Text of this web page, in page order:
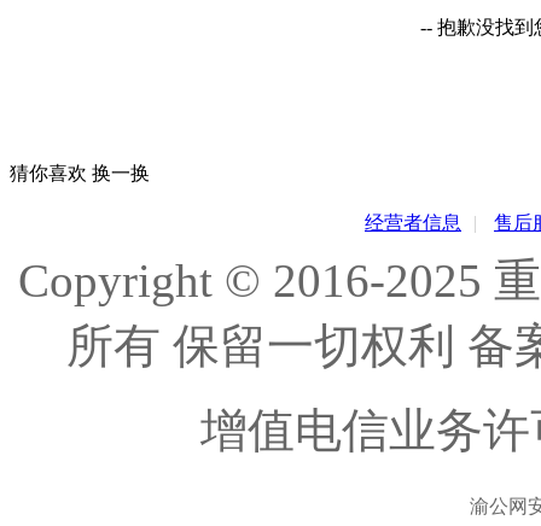
-- 抱歉没找到
猜你喜欢 换一换
经营者信息 | 售后
Copyright © 2016-2025
所有 保留一切权利 备
增值电信业务
渝公网